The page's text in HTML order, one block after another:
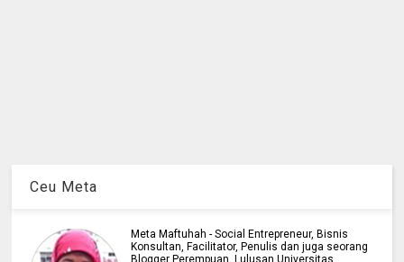
Ceu Meta
Meta Maftuhah - Social Entrepreneur, Bisnis
Konsultan, Facilitator, Penulis dan juga seorang